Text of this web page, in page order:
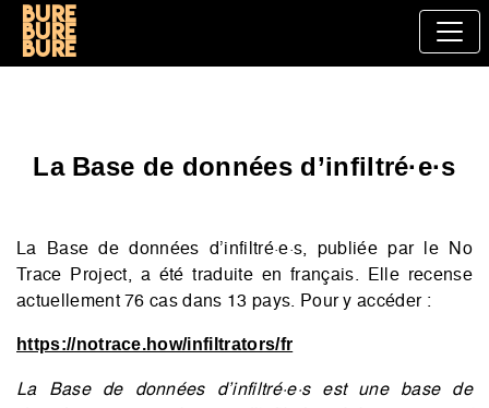
Bure
bure
bure
La Base de données d’infiltré·e·s
La Base de données d’infiltré·e·s, publiée par le No
Trace Project, a été traduite en français. Elle recense
actuellement 76 cas dans 13 pays. Pour y accéder :
https://notrace.how/infiltrators/fr
La Base de données d’infiltré·e·s est une base de